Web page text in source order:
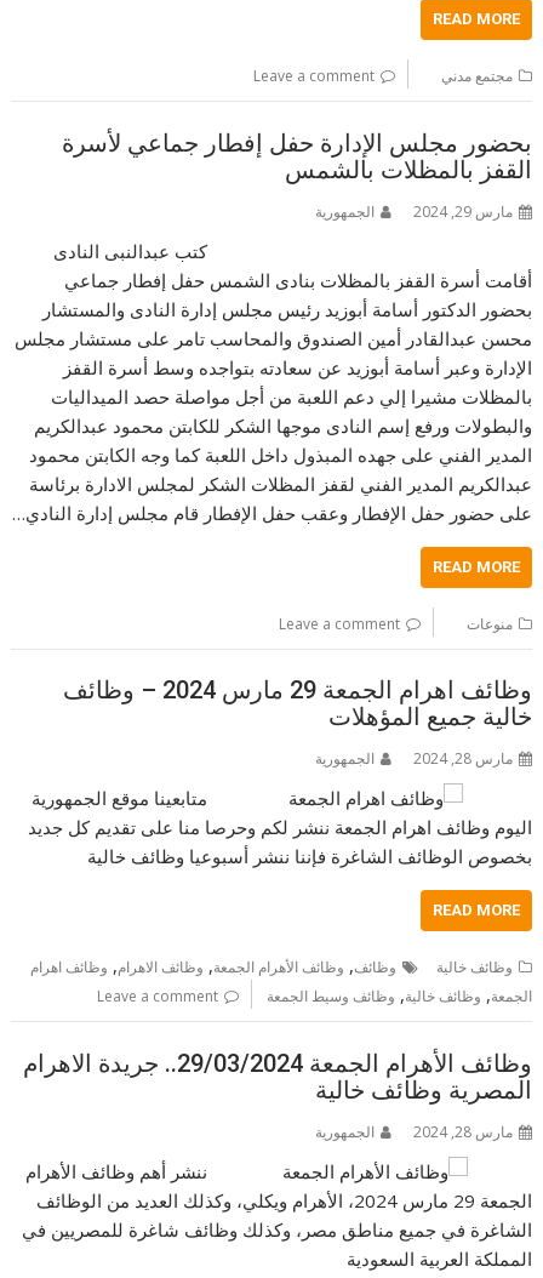
READ MORE
مجتمع مدني Leave a comment
بحضور مجلس الإدارة حفل إفطار جماعي لأسرة
القفز بالمظلات بالشمس
مارس 29, 2024 الجمهورية
كتب عبدالنبى النادى
أقامت أسرة القفز بالمظلات بنادى الشمس حفل إفطار جماعي
بحضور الدكتور أسامة أبوزيد رئيس مجلس إدارة النادى والمستشار
محسن عبدالقادر أمين الصندوق والمحاسب تامر على مستشار مجلس
الإدارة وعبر أسامة أبوزيد عن سعادته بتواجده وسط أسرة القفز
بالمظلات مشيرا إلي دعم اللعبة من أجل مواصلة حصد الميداليات
والبطولات ورفع إسم النادى موجها الشكر للكابتن محمود عبدالكريم
المدير الفني على جهده المبذول داخل اللعبة كما وجه الكابتن محمود
عبدالكريم المدير الفني لقفز المظلات الشكر لمجلس الادارة برئاسة
على حضور حفل الإفطار وعقب حفل الإفطار قام مجلس إدارة النادي…
READ MORE
منوعات Leave a comment
وظائف اهرام الجمعة 29 مارس 2024 – وظائف
خالية جميع المؤهلات
مارس 28, 2024 الجمهورية
متابعينا موقع الجمهورية
اليوم وظائف اهرام الجمعة ننشر لكم وحرصا منا على تقديم كل جديد
بخصوص الوظائف الشاغرة فإننا ننشر أسبوعيا وظائف خالية
READ MORE
وظائف خالية وظائف, وظائف الأهرام الجمعة, وظائف الاهرام, وظائف اهرام
الجمعة, وظائف خالية, وظائف وسيط الجمعة Leave a comment
وظائف الأهرام الجمعة 29/03/2024.. جريدة الاهرام
المصرية وظائف خالية
مارس 28, 2024 الجمهورية
ننشر أهم وظائف الأهرام
الجمعة 29 مارس 2024، الأهرام ويكلي، وكذلك العديد من الوظائف
الشاغرة في جميع مناطق مصر، وكذلك وظائف شاغرة للمصريين في
المملكة العربية السعودية